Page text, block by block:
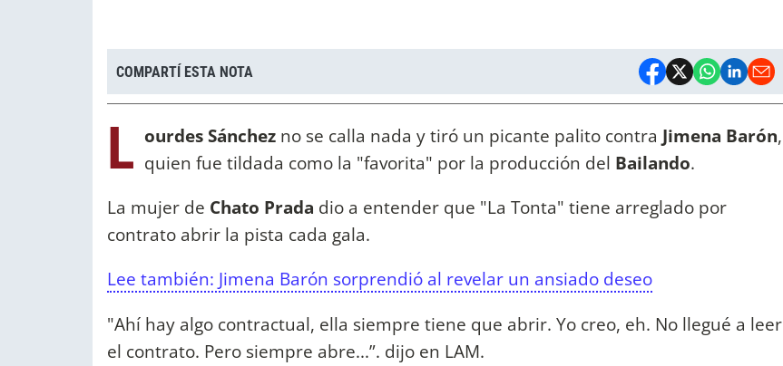
COMPARTÍ ESTA NOTA
L ourdes Sánchez no se calla nada y tiró un picante palito contra Jimena Barón,
quien fue tildada como la "favorita" por la producción del Bailando.
La mujer de Chato Prada dio a entender que "La Tonta" tiene arreglado por
contrato abrir la pista cada gala.
Lee también: Jimena Barón sorprendió al revelar un ansiado deseo
"Ahí hay algo contractual, ella siempre tiene que abrir. Yo creo, eh. No llegué a leer
el contrato. Pero siempre abre...”. dijo en LAM.